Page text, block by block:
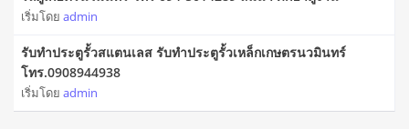
เริ่มโดย admin
รับทำประตูรั้วสแตนเลส รับทำประตูรั้วเหล็กเกษตรนวมินทร์
โทร.0908944938
เริ่มโดย admin